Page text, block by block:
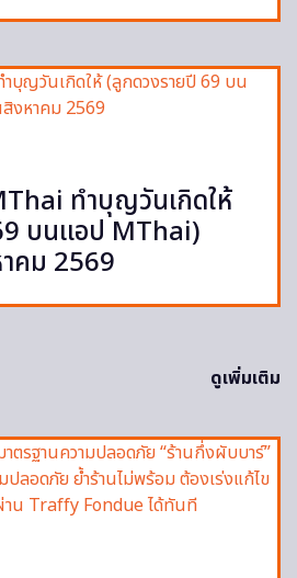
ทำบุญวันเกิดให้
บนแอป MThai)
าคม 2569
ดูเพิ่มเติม